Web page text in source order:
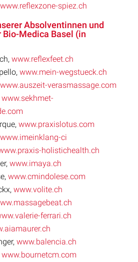
www.reflexzone-spiez.ch
Absolventinnen und
Medica Basel (in
www.reflexfeet.ch
www.mein-wegstueck.ch
www.auszeit-verasmassage.com
www.sekhmet-
www.praxislotus.com
www.imeinklang-ci
holistichealth.ch
www.imaya.ch
www.cmindolese.com
www.volite.ch
ferrari.ch
www.balencia.ch
www.bournetcm.com